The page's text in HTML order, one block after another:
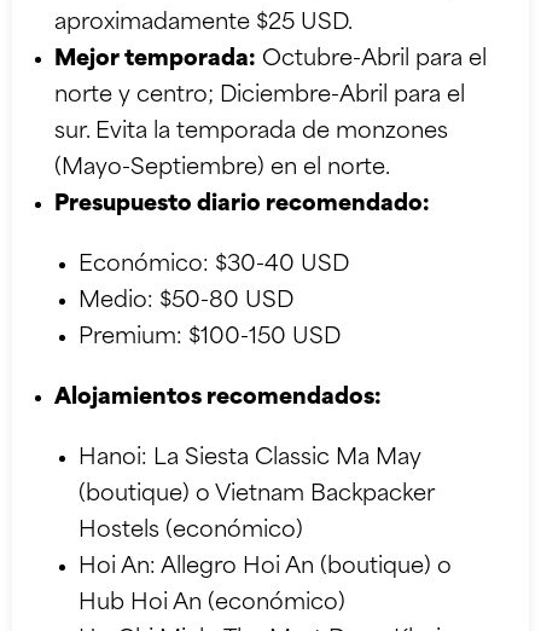
aproximadamente $25 USD.
Mejor temporada: Octubre-Abril para el
norte y centro; Diciembre-Abril para el
sur. Evita la temporada de monzones
(Mayo-Septiembre) en el norte.
Presupuesto diario recomendado:
Económico: $30-40 USD
Medio: $50-80 USD
Premium: $100-150 USD
Alojamientos recomendados:
Hanoi: La Siesta Classic Ma May
(boutique) o Vietnam Backpacker
Hostels (económico)
Hoi An: Allegro Hoi An (boutique) o
Hub Hoi An (económico)